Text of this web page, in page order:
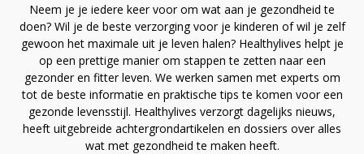
Neem je je iedere keer voor om wat aan je gezondheid te
doen? Wil je de beste verzorging voor je kinderen of wil je zelf
gewoon het maximale uit je leven halen? Healthylives helpt je
op een prettige manier om stappen te zetten naar een
gezonder en fitter leven. We werken samen met experts om
tot de beste informatie en praktische tips te komen voor een
gezonde levensstijl. Healthylives verzorgt dagelijks nieuws,
heeft uitgebreide achtergrondartikelen en dossiers over alles
wat met gezondheid te maken heeft.